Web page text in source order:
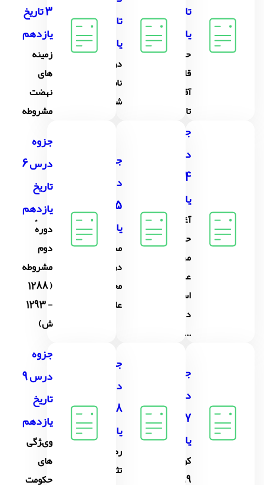
تاریخ
یازدهم
حکومت
قاجار از
آقامحمّدخان
تا محمّد ...
تاریخ
یازدهم
دوران
ناصرالدین
شاه
3 تاریخ
یازدهم
زمینه
های
نهضت
مشروطه
جزوه
درس
یازدهم
آغاز
حرکت
مردم
علىه
استبداد
داخلی و
...
جزوه
درس
یازدهم
مشروطه
در دورهٔ
محمّد
على شاه
جزوه
درس 6
تاریخ
یازدهم
دورهٔ
دوم
مشروطه
( 1288
- 1293
ش)
جزوه
درس
یازدهم
کودتاى
1299
جزوه
درس
8 تاریخ
یازدهم
رضاخان؛
تثبىت
جزوه
درس 9
تاریخ
یازدهم
وىژگى
هاى
حکومت